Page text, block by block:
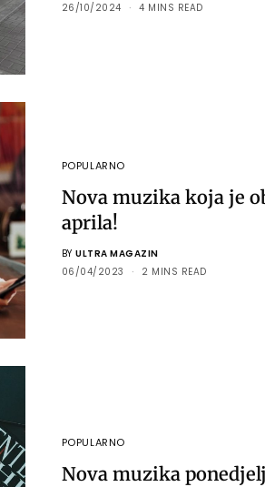
26/10/2024
4 MINS READ
POPULARNO
Nova muzika koja je
aprila!
BY ULTRA MAGAZIN
06/04/2023
2 MINS READ
POPULARNO
Nova muzika